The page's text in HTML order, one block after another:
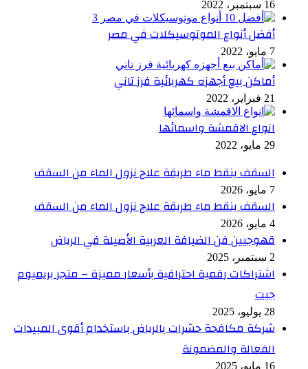
16 سبتمبر، 2022
أفضل أنواع الموتوسيكلات في مصر
7 مايو، 2022
أماكن بيع أجهزه كهربائية فرز تاني
21 فبراير، 2022
انواع الاقمشة واسمائها
29 مايو، 2022
السقف ينقط ماء طريقة علاج نزول الماء من السقف
7 مايو، 2026
السقف ينقط ماء طريقة علاج نزول الماء من السقف
4 مايو، 2026
قهوجيين فن الضيافة العربية الأصيلة في الرياض
2 سبتمبر، 2025
اشتراكات رقمية احترافية بأسعار مميزة – متجر بريميوم
جيت
28 يوليو، 2025
شركة مكافحة حشرات بالرياض باستخدام أقوى المبيدات
الفعالة والمضمونة
16 مايو، 2025